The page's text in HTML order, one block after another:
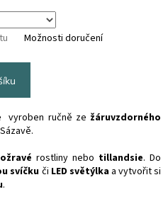
Možnosti doručení
vyroben ručně ze žáruvzdorného
rostliny nebo tillandsie. Do
svíčku či LED světýlkaa vytvořit si
.